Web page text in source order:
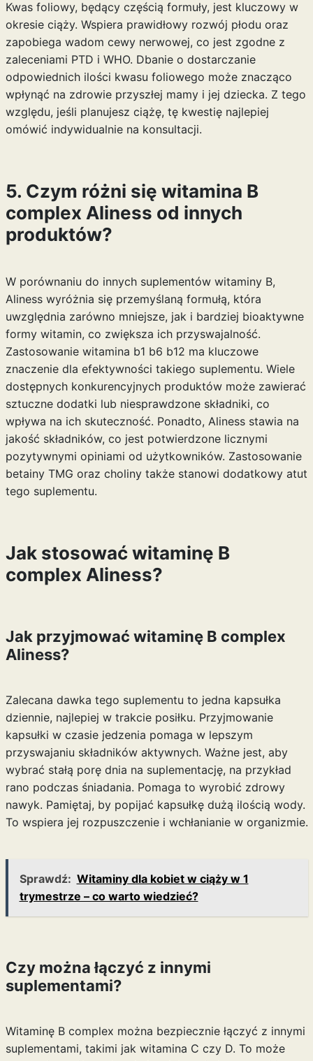
Kwas foliowy, będący częścią formuły, jest kluczowy w
okresie ciąży. Wspiera prawidłowy rozwój płodu oraz
zapobiega wadom cewy nerwowej, co jest zgodne z
zaleceniami PTD i WHO. Dbanie o dostarczanie
odpowiednich ilości kwasu foliowego może znacząco
wpłynąć na zdrowie przyszłej mamy i jej dziecka. Z tego
względu, jeśli planujesz ciążę, tę kwestię najlepiej
omówić indywidualnie na konsultacji.
5. Czym różni się witamina B
complex Aliness od innych
produktów?
W porównaniu do innych suplementów witaminy B,
Aliness wyróżnia się przemyślaną formułą, która
uwzględnia zarówno mniejsze, jak i bardziej bioaktywne
formy witamin, co zwiększa ich przyswajalność.
Zastosowanie witamina b1 b6 b12 ma kluczowe
znaczenie dla efektywności takiego suplementu. Wiele
dostępnych konkurencyjnych produktów może zawierać
sztuczne dodatki lub niesprawdzone składniki, co
wpływa na ich skuteczność. Ponadto, Aliness stawia na
jakość składników, co jest potwierdzone licznymi
pozytywnymi opiniami od użytkowników. Zastosowanie
betainy TMG oraz choliny także stanowi dodatkowy atut
tego suplementu.
Jak stosować witaminę B
complex Aliness?
Jak przyjmować witaminę B complex
Aliness?
Zalecana dawka tego suplementu to jedna kapsułka
dziennie, najlepiej w trakcie posiłku. Przyjmowanie
kapsułki w czasie jedzenia pomaga w lepszym
przyswajaniu składników aktywnych. Ważne jest, aby
wybrać stałą porę dnia na suplementację, na przykład
rano podczas śniadania. Pomaga to wyrobić zdrowy
nawyk. Pamiętaj, by popijać kapsułkę dużą ilością wody.
To wspiera jej rozpuszczenie i wchłanianie w organizmie.
Sprawdź: Witaminy dla kobiet w ciąży w 1
trymestrze – co warto wiedzieć?
Czy można łączyć z innymi
suplementami?
Witaminę B complex można bezpiecznie łączyć z innymi
suplementami, takimi jak witamina C czy D. To może